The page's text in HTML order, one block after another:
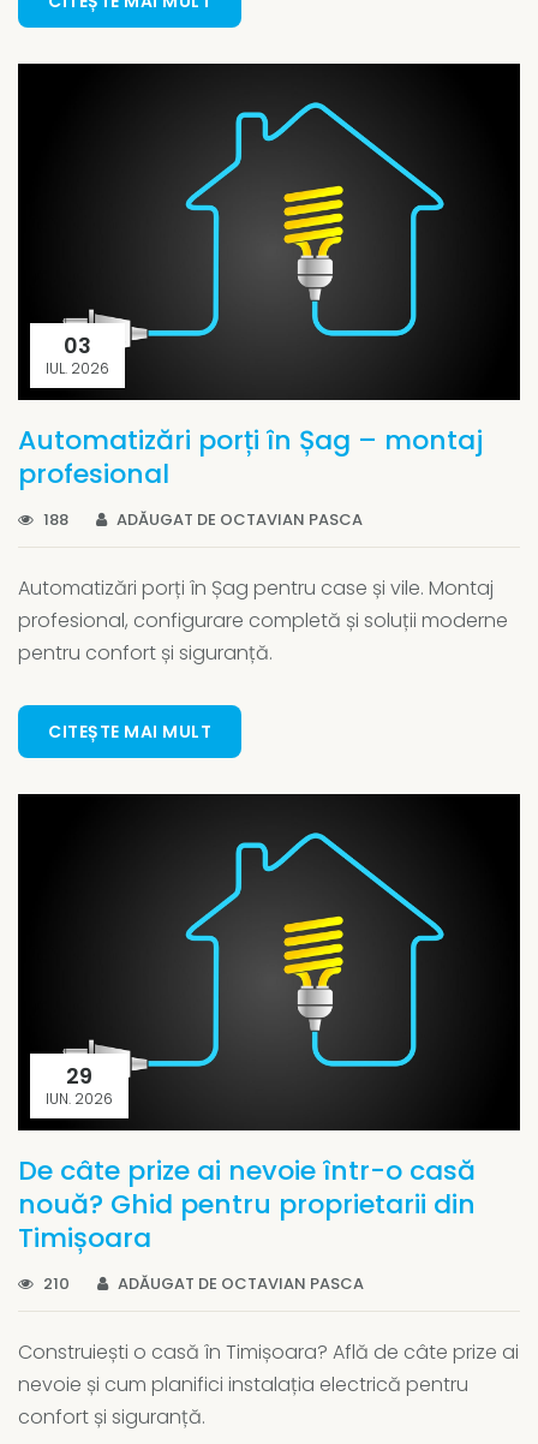
03
IUL. 2026
Automatizări porți în Șag – montaj
profesional
188 ADĂUGAT DE OCTAVIAN PASCA
Automatizări porți în Șag pentru case și vile. Montaj
profesional, configurare completă și soluții moderne
pentru confort și siguranță.
CITEȘTE MAI MULT
29
IUN. 2026
De câte prize ai nevoie într-o casă
nouă? Ghid pentru proprietarii din
Timișoara
210 ADĂUGAT DE OCTAVIAN PASCA
Construiești o casă în Timișoara? Află de câte prize ai
nevoie și cum planifici instalația electrică pentru
confort și siguranță.